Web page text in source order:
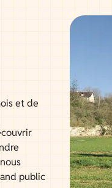
et de
public